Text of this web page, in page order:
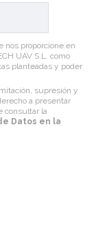
nos proporcione en
UAV S.L. como
planteadas y poder
supresión y
a presentar
consultar la
Datos en la